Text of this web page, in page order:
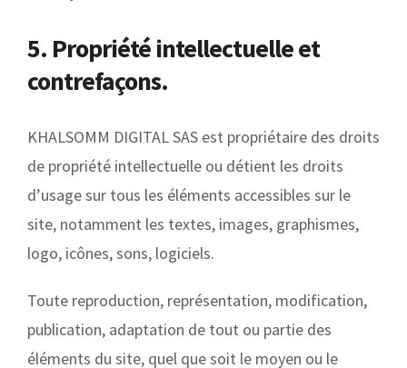
5. Propriété intellectuelle et
contrefaçons.
KHALSOMM DIGITAL SAS est propriétaire des droits
de propriété intellectuelle ou détient les droits
d’usage sur tous les éléments accessibles sur le
site, notamment les textes, images, graphismes,
logo, icônes, sons, logiciels.
Toute reproduction, représentation, modification,
publication, adaptation de tout ou partie des
éléments du site, quel que soit le moyen ou le